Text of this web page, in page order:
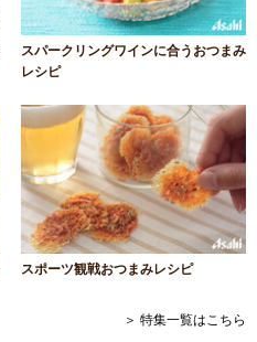
スパークリングワインに合うおつまみ
レシピ
スポーツ観戦おつまみレシピ
＞ 特集一覧はこちら